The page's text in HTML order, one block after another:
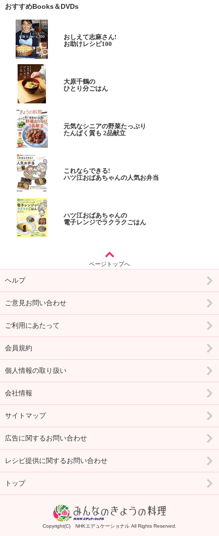
おすすめBooks＆DVDs
おしえて志麻さん!
お助けレシピ100
大原千鶴の
ひとり分ごはん
元気なシニアの野菜たっぷり
たんぱく質も 2品献立
これならできる!
ハツ江おばあちゃんの人気お弁当
ハツ江おばあちゃんの
電子レンジでラクラクごはん
ページトップへ
ヘルプ
ご意見お問い合わせ
ご利用にあたって
会員規約
個人情報の取り扱い
会社情報
サイトマップ
広告に関するお問い合わせ
レシピ提供に関するお問い合わせ
トップ
Copyright(C) NHKエデュケーショナル All Rights Reserved.